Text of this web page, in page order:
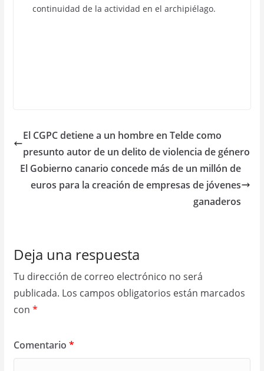
continuidad de la actividad en el archipiélago.
El CGPC detiene a un hombre en Telde como
presunto autor de un delito de violencia de género
El Gobierno canario concede más de un millón de
euros para la creación de empresas de jóvenes
ganaderos
Deja una respuesta
Tu dirección de correo electrónico no será
publicada. Los campos obligatorios están marcados
con *
Comentario *